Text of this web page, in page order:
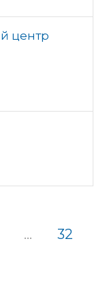
центр
... 32